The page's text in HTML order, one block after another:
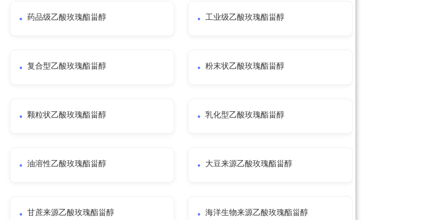
药品级乙酸玫瑰酯甾醇 工业级乙酸玫瑰酯甾醇
复合型乙酸玫瑰酯甾醇 粉末状乙酸玫瑰酯甾醇
颗粒状乙酸玫瑰酯甾醇 乳化型乙酸玫瑰酯甾醇
油溶性乙酸玫瑰酯甾醇 大豆来源乙酸玫瑰酯甾醇
甘蔗来源乙酸玫瑰酯甾醇 海洋生物来源乙酸玫瑰酯甾醇